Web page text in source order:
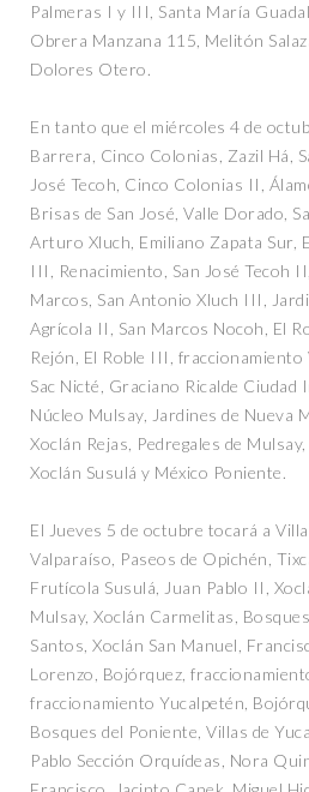
Palmeras I y III, Santa María
Obrera Manzana 115, Melitón
Dolores Otero.
En tanto que el miércoles 4 de
Barrera, Cinco Colonias, Zazil Há,
José Tecoh, Cinco Colonias II,
Brisas de San José, Valle Dorado,
Arturo Xluch, Emiliano Zapata Sur,
III, Renacimiento, San José Tecoh
Marcos, San Antonio Xluch III,
Agrícola II, San Marcos Nocoh, El
Rejón, El Roble III, fraccionamiento
Sac Nicté, Graciano Ricalde Ciudad
Núcleo Mulsay, Jardines de Nueva
Xoclán Rejas, Pedregales de
Xoclán Susulá y México Poniente.
El Jueves 5 de octubre tocará a
Valparaíso, Paseos de Opichén,
Frutícola Susulá, Juan Pablo II,
Mulsay, Xoclán Carmelitas,
Santos, Xoclán San Manuel,
Lorenzo, Bojórquez,
fraccionamiento Yucalpetén,
Bosques del Poniente, Villas de
Pablo Sección Orquídeas, Nora